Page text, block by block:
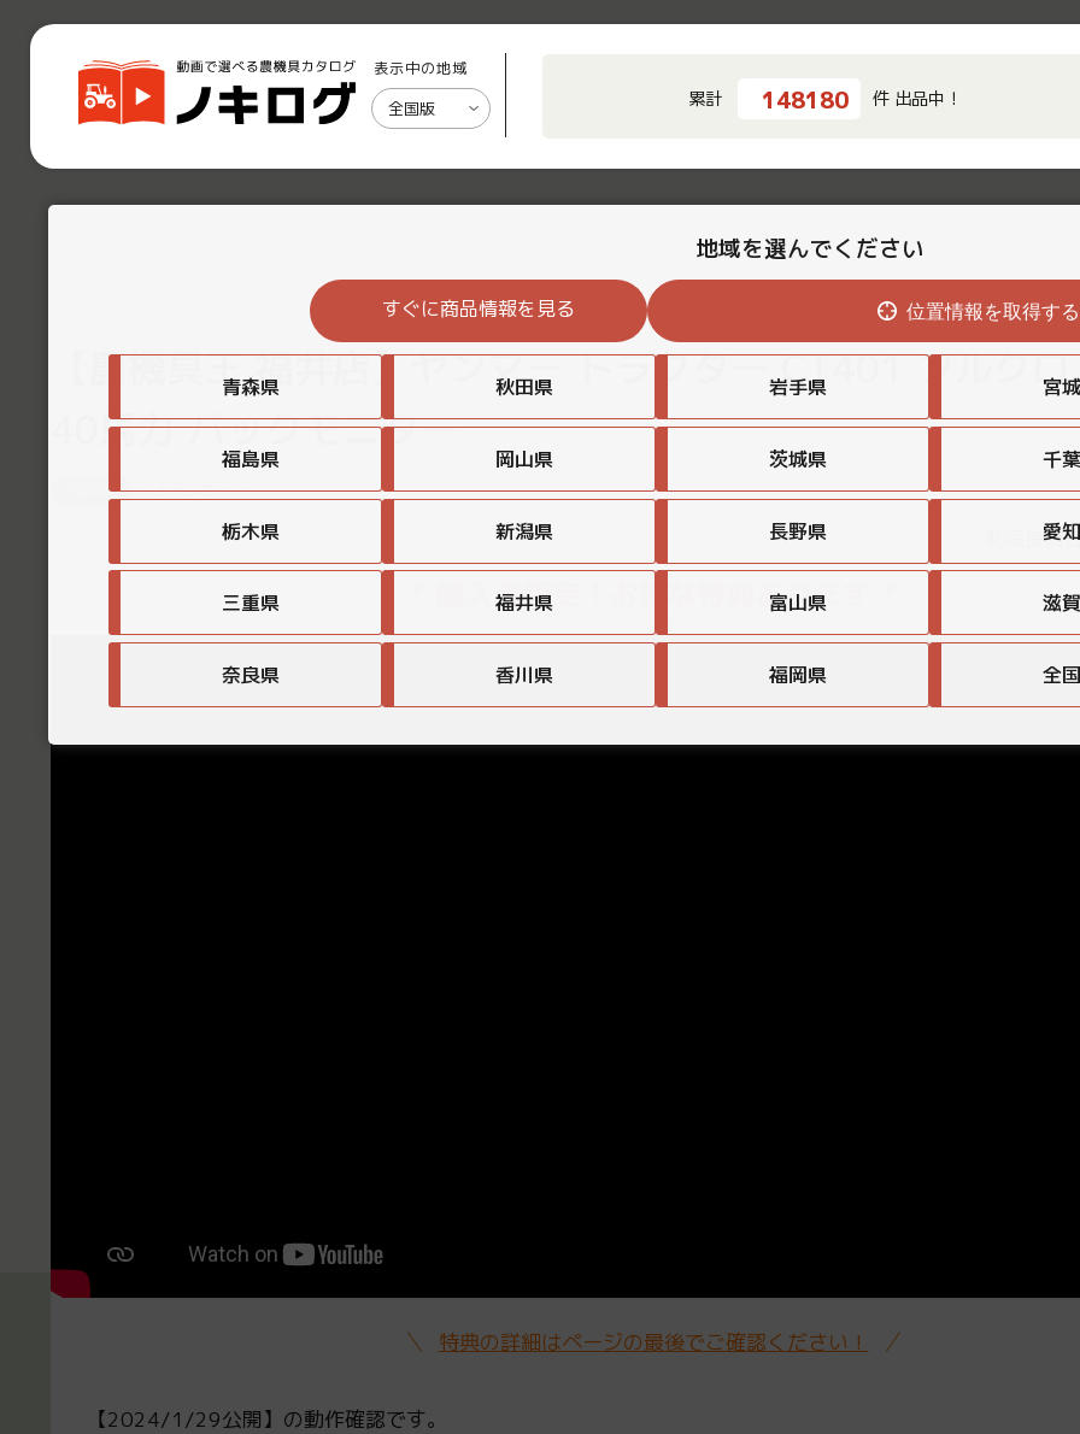
表示中の地域
全国版 累計 148180 件 出品中！
【農機具王 福井店】ヤンマー トラクター CT401 フルク
40馬力 バックモニター
福井県 トラクター
動画投
購入者限定！お得な特典あります
特典の詳細はページの最後でご確認ください！
【2024/1/29公開】の動作確認です。
地域を選んでください
すぐに商品情報を見る 位置情報を取得する
青森県 秋田県 岩手県 宮
福島県 岡山県 茨城県 千
栃木県 新潟県 長野県 愛
三重県 福井県 富山県 滋
奈良県 香川県 福岡県 全